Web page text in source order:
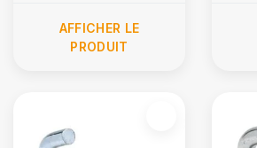
AFFICHER LE
PRODUIT